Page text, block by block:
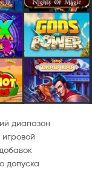
диапазон
допуска